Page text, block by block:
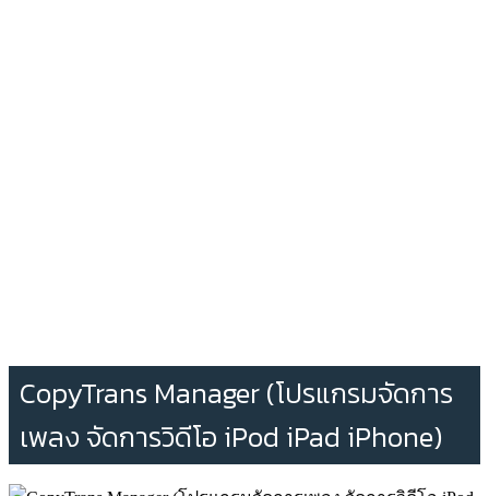
CopyTrans Manager (โปรแกรมจัดการ
เพลง จัดการวิดีโอ iPod iPad iPhone)